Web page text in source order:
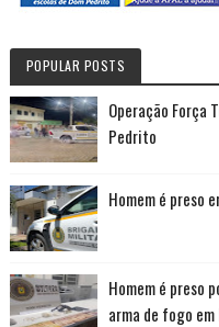
POPULAR POSTS
Operação Força
Pedrito
Homem é preso
Homem é preso
arma de fogo